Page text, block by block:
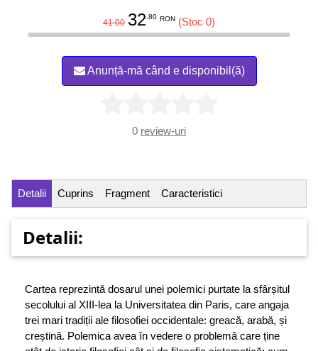
41.00 32.80 RON (Stoc 0)
Anunță-mă când e disponibil(ă)
0 review-uri
Detalii Cuprins Fragment Caracteristici
Detalii:
Cartea reprezintă dosarul unei polemici purtate la sfârșitul
secolului al XIII-lea la Universitatea din Paris, care angaja
trei mari tradiții ale filosofiei occidentale: greacă, arabă, și
creștină. Polemica avea în vedere o problemă care ține